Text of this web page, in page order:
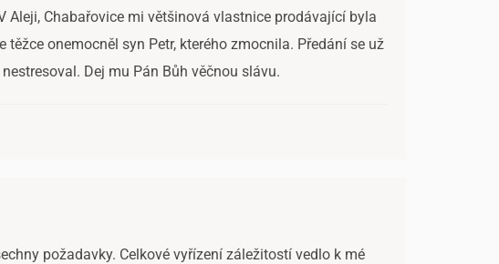
Chabařovice mi většinová vlastnice prodávající byla
onemocněl syn Petr, kterého zmocnila. Předání se už
Dej mu Pán Bůh věčnou slávu.
požadavky. Celkové vyřízení záležitostí vedlo k mé